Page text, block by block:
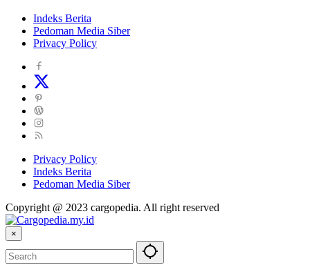
Indeks Berita
Pedoman Media Siber
Privacy Policy
Privacy Policy
Indeks Berita
Pedoman Media Siber
Copyright @ 2023 cargopedia. All right reserved
×